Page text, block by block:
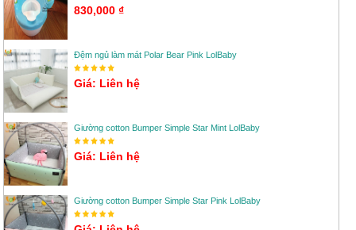
830,000 ₫
Đệm ngủ làm mát Polar Bear Pink LolBaby
Giá: Liên hệ
Giường cotton Bumper Simple Star Mint LolBaby
Giá: Liên hệ
Giường cotton Bumper Simple Star Pink LolBaby